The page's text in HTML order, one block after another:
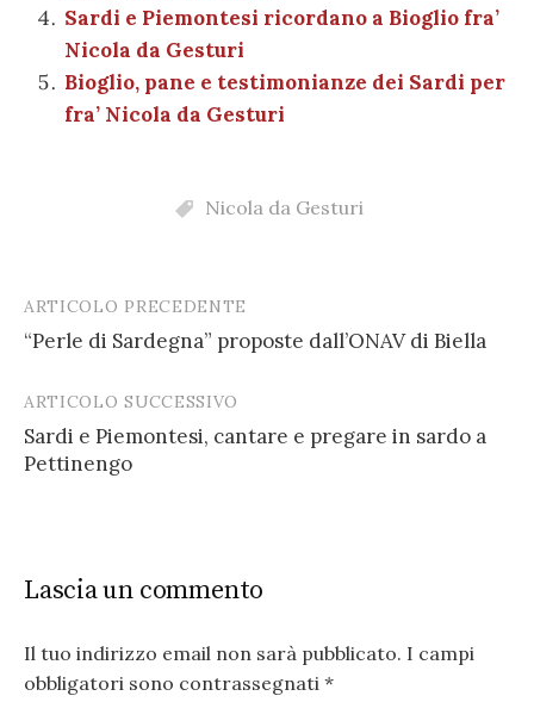
Sardi e Piemontesi ricordano a Bioglio fra’
Nicola da Gesturi
Bioglio, pane e testimonianze dei Sardi per
fra’ Nicola da Gesturi
Nicola da Gesturi
Post
navigation
ARTICOLO PRECEDENTE
“Perle di Sardegna” proposte dall’ONAV di Biella
ARTICOLO SUCCESSIVO
Sardi e Piemontesi, cantare e pregare in sardo a
Pettinengo
Lascia un commento
Il tuo indirizzo email non sarà pubblicato. I campi
obbligatori sono contrassegnati *